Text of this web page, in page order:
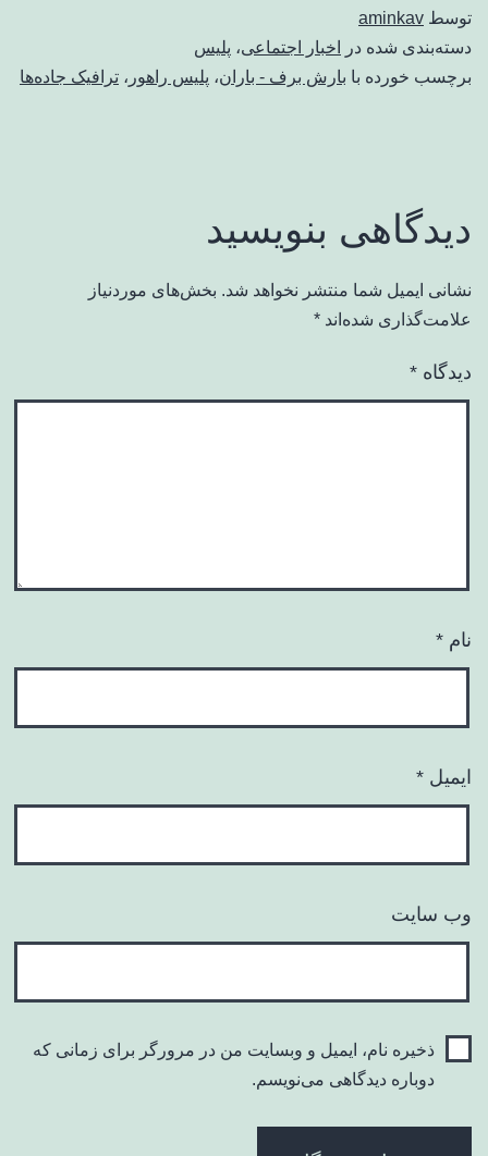
توسط aminkav
دسته‌بندی شده در
اخبار اجتماعی، پلیس
برچسب خورده با بارش برف - باران، پلیس راهور ، ترافیک جاده‌ها
دیدگاهی بنویسید
نشانی ایمیل شما منتشر نخواهد شد. بخش‌های موردنیاز
علامت‌گذاری شده‌اند *
دیدگاه *
نام *
ایمیل *
وب‌ سایت
ذخیره نام، ایمیل و وبسایت من در مرورگر برای زمانی که
دوباره دیدگاهی می‌نویسم.